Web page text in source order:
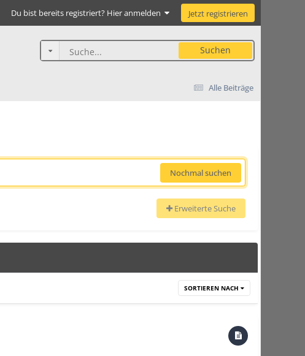
Du bist bereits registriert? Hier anmelden Jetzt registrieren
Suchen
Alle Beiträge
Nochmal suchen
Erweiterte Suche
SORTIEREN NACH